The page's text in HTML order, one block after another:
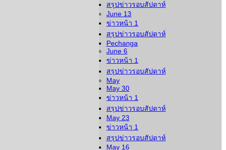
สรุปข่าวรอบสัปดาห์
June 13
ข่าวหน้า 1
สรุปข่าวรอบสัปดาห์
Pechanga
June 6
ข่าวหน้า 1
สรุปข่าวรอบสัปดาห์
May
May 30
ข่าวหน้า 1
สรุปข่าวรอบสัปดาห์
May 23
ข่าวหน้า 1
สรุปข่าวรอบสัปดาห์
May 16